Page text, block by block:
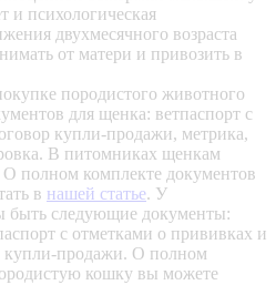
и психологическая
двухмесячного возраста
от матери и привозить в
породистого животного
для щенка: ветпаспорт с
купли-продажи, метрика,
В питомниках щенкам
полном комплекте документов
в нашей статье. У
быть следующие документы:
с отметками о прививках и
купли-продажи. О полном
кошку вы можете